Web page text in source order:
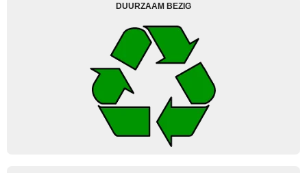
DUURZAAM BEZIG